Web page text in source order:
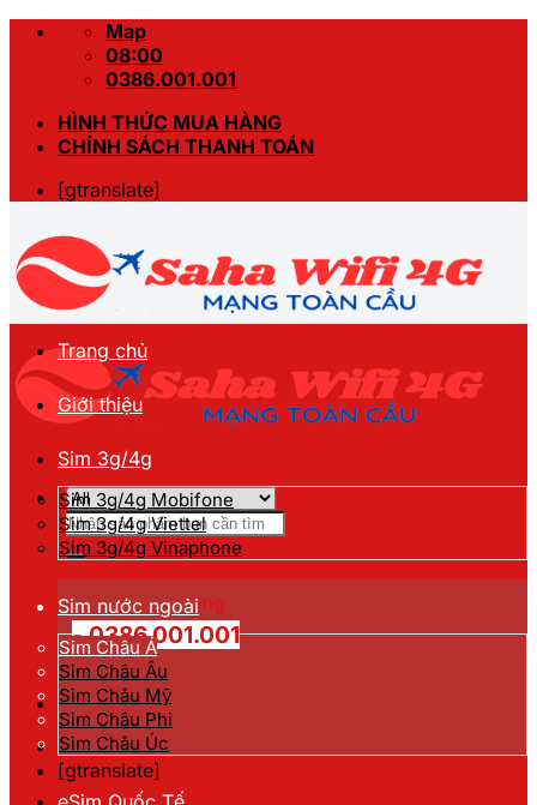
Skip
Map
08:00
0386.001.001
HÌNH THỨC MUA HÀNG
CHÍNH SÁCH THANH TOÁN
[gtranslate]
Tìm
kiếm:
Hotline đặt hàng
- 0386.001.001
[gtranslate]
Trang chủ
Giới thiệu
Sim 3g/4g
Sim 3g/4g Mobifone
Sim 3g/4g Viettel
Sim 3g/4g Vinaphone
Sim nước ngoài
Sim Châu Á
Sim Châu Âu
Sim Châu Mỹ
Sim Châu Phi
Sim Châu Úc